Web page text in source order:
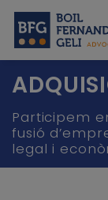
Participem
fusió
legal i